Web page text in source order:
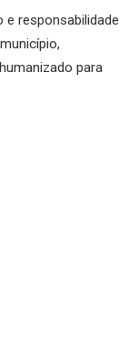
responsabilidade
para